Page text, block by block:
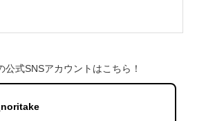
公式SNSアカウントはこちら！